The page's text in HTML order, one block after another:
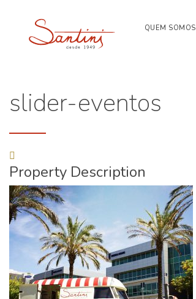
QUEM SOMOS
slider-eventos
Property Description